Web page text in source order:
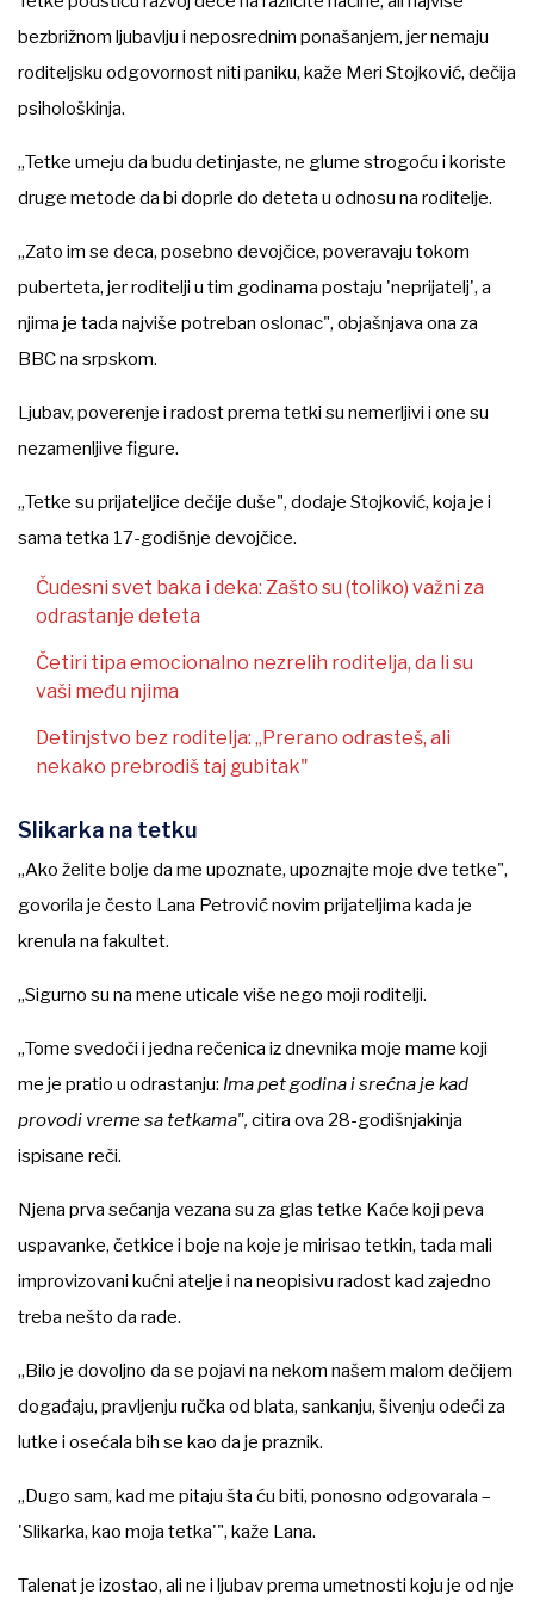
bezbrižnom ljubavlju i neposrednim ponašanjem, jer nemaju
roditeljsku odgovornost niti paniku, kaže Meri Stojković, dečija
psihološkinja.
„Tetke umeju da budu detinjaste, ne glume strogoću i koriste
druge metode da bi doprle do deteta u odnosu na roditelje.
„Zato im se deca, posebno devojčice, poveravaju tokom
puberteta, jer roditelji u tim godinama postaju 'neprijatelj', a
njima je tada najviše potreban oslonac", objašnjava ona za
BBC na srpskom.
Ljubav, poverenje i radost prema tetki su nemerljivi i one su
nezamenljive figure.
„Tetke su prijateljice dečije duše", dodaje Stojković, koja je i
sama tetka 17-godišnje devojčice.
Čudesni svet baka i deka: Zašto su (toliko) važni za
odrastanje deteta
Četiri tipa emocionalno nezrelih roditelja, da li su
vaši među njima
Detinjstvo bez roditelja: „Prerano odrasteš, ali
nekako prebrodiš taj gubitak"
Slikarka na tetku
„Ako želite bolje da me upoznate, upoznajte moje dve tetke",
govorila je često Lana Petrović novim prijateljima kada je
krenula na fakultet.
„Sigurno su na mene uticale više nego moji roditelji.
„Tome svedoči i jedna rečenica iz dnevnika moje mame koji
me je pratio u odrastanju: Ima pet godina i srećna je kad
provodi vreme sa tetkama", citira ova 28-godišnjakinja
ispisane reči.
Njena prva sećanja vezana su za glas tetke Kaće koji peva
uspavanke, četkice i boje na koje je mirisao tetkin, tada mali
improvizovani kućni atelje i na neopisivu radost kad zajedno
treba nešto da rade.
„Bilo je dovoljno da se pojavi na nekom našem malom dečijem
događaju, pravljenju ručka od blata, sankanju, šivenju odeći za
lutke i osećala bih se kao da je praznik.
„Dugo sam, kad me pitaju šta ću biti, ponosno odgovarala –
'Slikarka, kao moja tetka'", kaže Lana.
Talenat je izostao, ali ne i ljubav prema umetnosti koju je od nje